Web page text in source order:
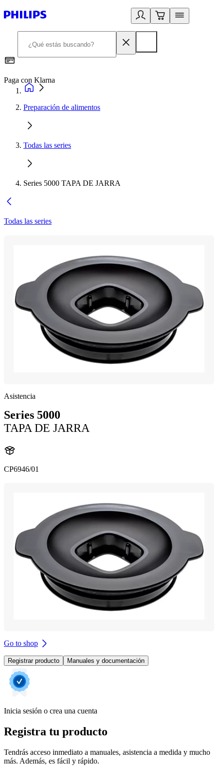
Paga con Klarna
Preparación de alimentos
Todas las series
Series 5000 TAPA DE JARRA
Todas las series
Asistencia
Series 5000
TAPA DE JARRA
CP6946/01
Go to shop
Registrar producto Manuales y documentación
Inicia sesión o crea una cuenta
Registra tu producto
Tendrás acceso inmediato a manuales, asistencia a medida y mucho
más. Además, es fácil y rápido.